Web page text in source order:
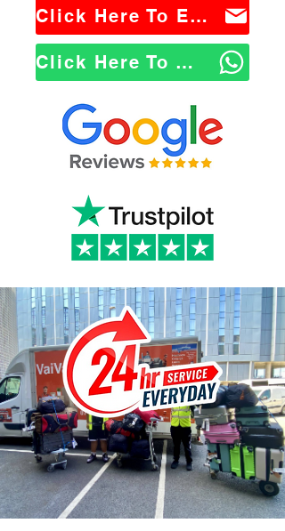
Click Here To Email Us
Click Here To WhatsApp Us